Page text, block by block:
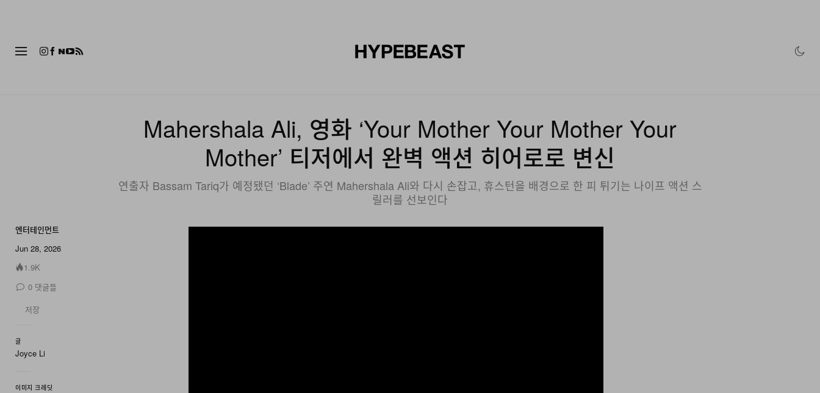
Mahershala Ali, 영화 ‘Your Mother Your Mother Your
Mother’ 티저에서 완벽 액션 히어로로 변신
연출자 Bassam Tariq가 예정됐던 ‘Blade’ 주연 Mahershala Ali와 다시 손잡고, 휴스턴을 배경으로 한 피 튀기는 나이프 액션 스
릴러를 선보인다
엔터테인먼트
Jun 28, 2026
1.9K
0 댓글들
저장
글
Joyce Li
이미지 크레딧